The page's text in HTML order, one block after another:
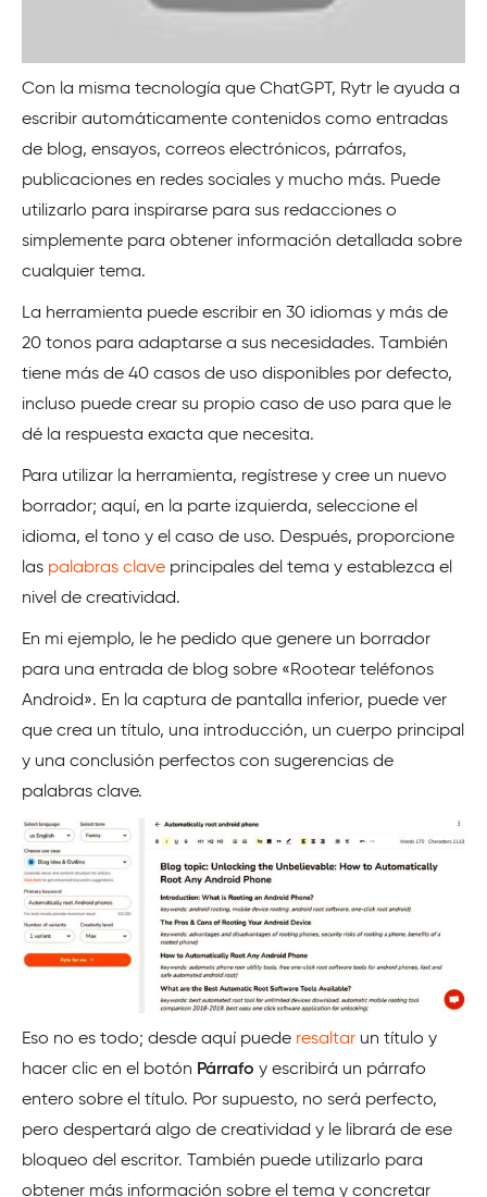
Con la misma tecnología que ChatGPT, Rytr le ayuda a
escribir automáticamente contenidos como entradas
de blog, ensayos, correos electrónicos, párrafos,
publicaciones en redes sociales y mucho más. Puede
utilizarlo para inspirarse para sus redacciones o
simplemente para obtener información detallada sobre
cualquier tema.
La herramienta puede escribir en 30 idiomas y más de
20 tonos para adaptarse a sus necesidades. También
tiene más de 40 casos de uso disponibles por defecto,
incluso puede crear su propio caso de uso para que le
dé la respuesta exacta que necesita.
Para utilizar la herramienta, regístrese y cree un nuevo
borrador; aquí, en la parte izquierda, seleccione el
idioma, el tono y el caso de uso. Después, proporcione
las palabras clave principales del tema y establezca el
nivel de creatividad.
En mi ejemplo, le he pedido que genere un borrador
para una entrada de blog sobre «Rootear teléfonos
Android». En la captura de pantalla inferior, puede ver
que crea un título, una introducción, un cuerpo principal
y una conclusión perfectos con sugerencias de
palabras clave.
Eso no es todo; desde aquí puede resaltar un título y
hacer clic en el botón Párrafo y escribirá un párrafo
entero sobre el título. Por supuesto, no será perfecto,
pero despertará algo de creatividad y le librará de ese
bloqueo del escritor. También puede utilizarlo para
obtener más información sobre el tema y concretar